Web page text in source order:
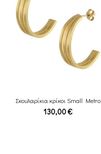
Σκουλαρίκια κρίκοι Small Metro
130,00€